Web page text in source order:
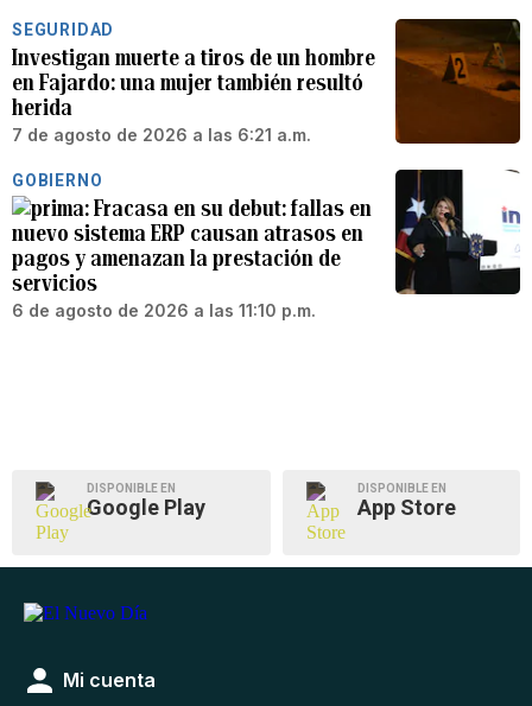
SEGURIDAD
Investigan muerte a tiros de un hombre
en Fajardo: una mujer también resultó
herida
7 de agosto de 2026 a las 6:21 a.m.
GOBIERNO
Fracasa en su debut: fallas en
nuevo sistema ERP causan atrasos en
pagos y amenazan la prestación de
servicios
6 de agosto de 2026 a las 11:10 p.m.
DISPONIBLE EN
Google Play
DISPONIBLE EN
App Store
Mi cuenta